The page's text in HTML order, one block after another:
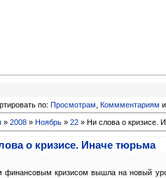
по: Просмотрам Коммментариям
» 2008 » Ноябрь » 22 » Ни слова о кризисе.
о кризисе. Иначе тюрьма
кризисом вышла на новый